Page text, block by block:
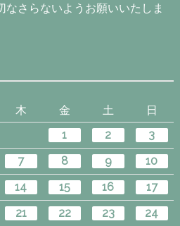
なさらないようお願いいたしま
木 金 土
日
1
2
3
7 8 9
10
14 15 16
17
21 22 23
24